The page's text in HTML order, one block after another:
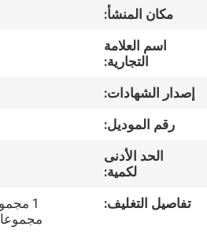
معلومات
جولة
مكان المنشأ:
اسم العلامة
التجارية:
إصدار الشهادات:
رقم الموديل:
الحد الأدنى
لكمية:
تفاصيل التغليف:
مجموعات في 1